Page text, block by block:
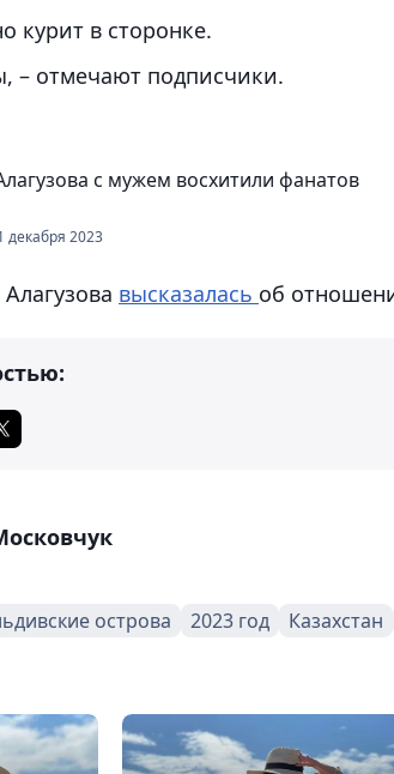
курит в сторонке.
– отмечают подписчики.
с мужем восхитили фанатов
декабря 2023
высказалась об
острова 2023 год Казахстан